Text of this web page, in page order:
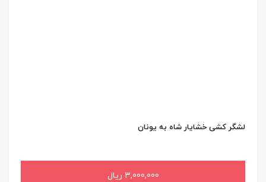
لشگر کشی خشایار شاه به یونان
3,000,000 ریال
افزودن به سبد خرید